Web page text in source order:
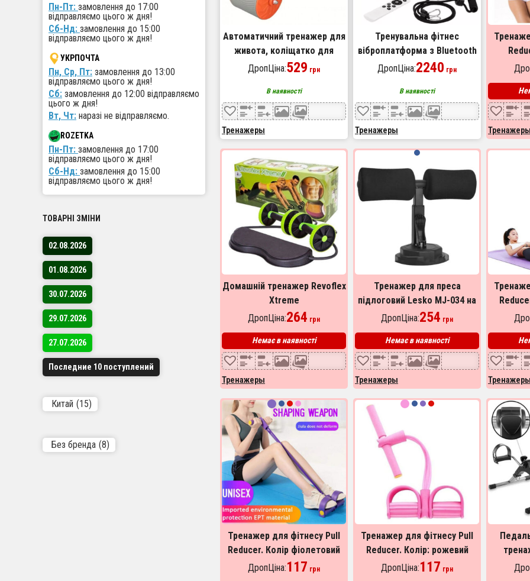
Автоматичний тренажер для
живота, коліщатко для
живота з подушечкою для
ДропЦіна:529 грн
В наявності
Тренажеры
Тренувальна фітнес
віброплатформа з Bluetooth
пультом та еспандерами
ДропЦіна:2240 грн
В наявності
Тренажеры Тренажеры
Домашній тренажер Revoflex
Xtreme
ДропЦіна:264 грн
Немає в наявності
Тренажеры
Тренажер для преса
підлоговий Lesko MJ-034 на
присосках. Колір: чорний
ДропЦіна:254 грн
Немає в наявності
Тренажеры Тренажеры
Тренажер для фітнесу Pull
Reducer. Колір фіолетовий
ДропЦіна:117 грн
Тренажер для фітнесу Pull
Reducer. Колір: рожевий
ДропЦіна:117 грн
Пн-Пт: замовлення до 17:00
відправляємо цього ж дня!
Сб-Нд: замовлення до 15:00
відправляємо цього ж дня!
УКРПОЧТА
Пн, Ср, Пт: замовлення до 13:00
відправляємо цього ж дня!
Сб: замовлення до 12:00 відправляємо
цього ж дня!
Вт, Чт: наразі не відправляємо.
ROZETKA
Пн-Пт: замовлення до 17:00
відправляємо цього ж дня!
Сб-Нд: замовлення до 15:00
відправляємо цього ж дня!
ТОВАРНІ ЗМІНИ
02.08.2026
01.08.2026
30.07.2026
29.07.2026
27.07.2026
Последние 10 поступлений
Китай (15)
Без бренда (8)